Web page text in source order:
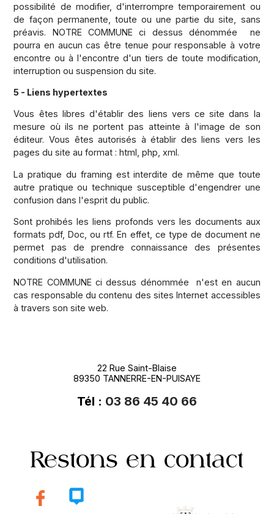
possibilité de modifier, d'interrompre temporairement ou
de façon permanente, toute ou une partie du site, sans
préavis. NOTRE COMMUNE ci dessus dénommée ne
pourra en aucun cas être tenue pour responsable à votre
encontre ou à l'encontre d'un tiers de toute modification,
interruption ou suspension du site.
5 - Liens hypertextes
Vous êtes libres d'établir des liens vers ce site dans la
mesure où ils ne portent pas atteinte à l'image de son
éditeur. Vous êtes autorisés à établir des liens vers les
pages du site au format : html, php, xml.
La pratique du framing est interdite de même que toute
autre pratique ou technique susceptible d'engendrer une
confusion dans l'esprit du public.
Sont prohibés les liens profonds vers les documents aux
formats pdf, Doc, ou rtf. En effet, ce type de document ne
permet pas de prendre connaissance des présentes
conditions d'utilisation.
NOTRE COMMUNE ci dessus dénommée n'est en aucun
cas responsable du contenu des sites Internet accessibles
à travers son site web.
22 Rue Saint-Blaise
89350 TANNERRE-EN-PUISAYE
Tél : 03 86 45 40 66
Restons en contact